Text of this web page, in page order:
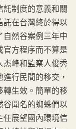
託制度的意義和關
託在台灣終於得以
自然谷案例三年中
官方程序而不算是
杰峰和監察人俊秀
行民間的移交，
轉生效。簡單的移
谷聞名的蜘蛛們以
任展望國內環境信